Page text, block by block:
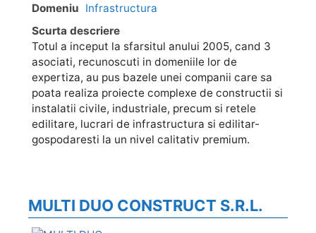
Domeniu Infrastructura
Scurta descriere
Totul a inceput la sfarsitul anului 2005, cand 3
asociati, recunoscuti in domeniile lor de
expertiza, au pus bazele unei companii care sa
poata realiza proiecte complexe de constructii si
instalatii civile, industriale, precum si retele
edilitare, lucrari de infrastructura si edilitar-
gospodaresti la un nivel calitativ premium.
MULTI DUO CONSTRUCT S.R.L.